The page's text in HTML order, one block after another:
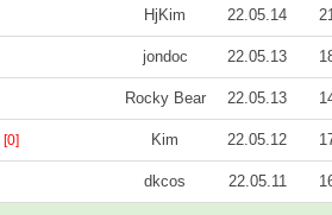
HjKim 22.05.14
jondoc 22.05.13
Rocky Bear 22.05.13
[0] Kim 22.05.12
dkcos 22.05.11